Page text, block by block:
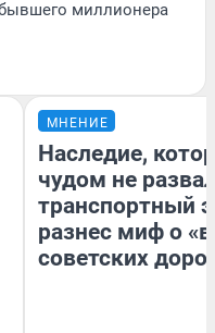
миллионера
МНЕНИЕ
Наследие,
чудом не
транспортный
разнес миф о
советских